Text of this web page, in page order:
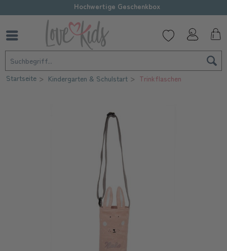
Hochwertige Geschenkbox
Startseite Kindergarten & Schulstart Trinkflaschen